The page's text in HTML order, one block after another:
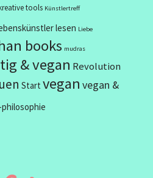
tools Künstlertreff
lesen Liebe
books mudras
& vegan Revolution
Start vegan vegan &